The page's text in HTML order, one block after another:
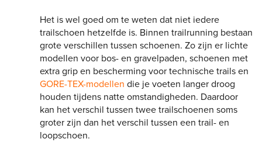
Het is wel goed om te weten dat niet iedere
trailschoen hetzelfde is. Binnen trailrunning bestaan
grote verschillen tussen schoenen. Zo zijn er lichte
modellen voor bos- en gravelpaden, schoenen met
extra grip en bescherming voor technische trails en
GORE-TEX-modellen die je voeten langer droog
houden tijdens natte omstandigheden. Daardoor
kan het verschil tussen twee trailschoenen soms
groter zijn dan het verschil tussen een trail- en
loopschoen.